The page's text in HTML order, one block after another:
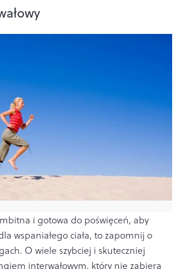
i gotowa do poświęceń, aby
wspaniałego ciała, to zapomnij o
O wiele szybciej i skuteczniej
interwałowym, który nie zabiera